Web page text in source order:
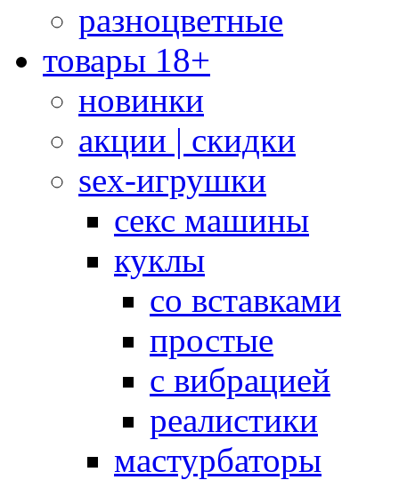
разноцветные
товары 18+
новинки
акции | скидки
sex-игрушки
секс машины
куклы
со вставками
простые
с вибрацией
реалистики
мастурбаторы